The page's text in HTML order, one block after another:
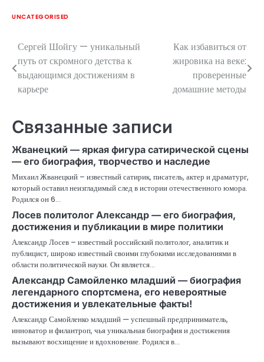
UNCATEGORISED
Навигация
по
записям
Сергей Шойгу — уникальный
путь от скромного детства к
выдающимся достижениям в
карьере
Как избавиться от
жировика на веке:
проверенные
домашние методы
Связанные записи
Жванецкий — яркая фигура сатирической сцены
— его биография, творчество и наследие
Михаил Жванецкий – известный сатирик, писатель, актер и драматург,
который оставил неизгладимый след в истории отечественного юмора.
Родился он 6…
Лосев политолог Александр — его биография,
достижения и публикации в мире политики
Александр Лосев – известный российский политолог, аналитик и
публицист, широко известный своими глубокими исследованиями в
области политической науки. Он является…
Александр Самойленко младший — биография
легендарного спортсмена, его невероятные
достижения и увлекательные факты!
Александр Самойленко младший — успешный предприниматель,
инноватор и филантроп, чья уникальная биография и достижения
вызывают восхищение и вдохновение. Родился в…